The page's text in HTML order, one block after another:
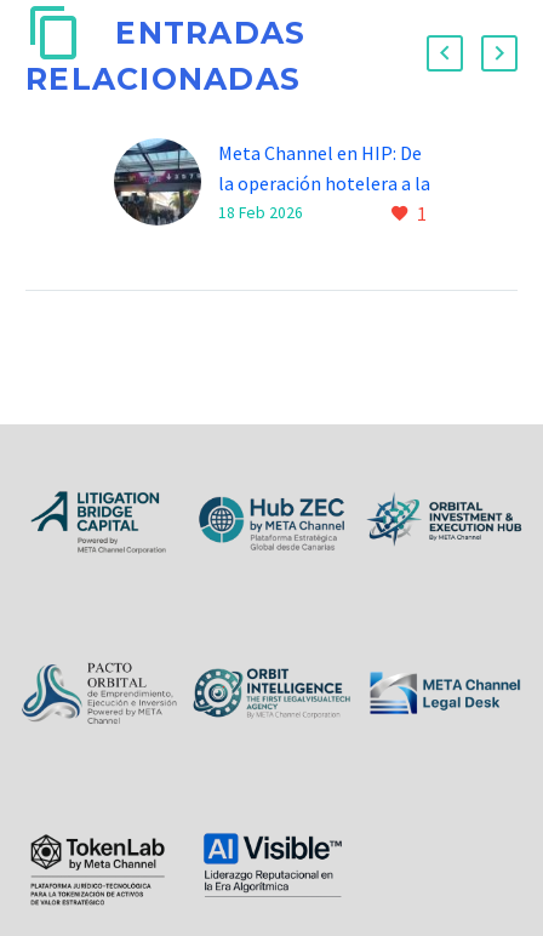
ENTRADAS
RELACIONADAS
Meta Channel en HIP: De
la operación hotelera a la
estructuración de
Meta Channel
1
18 Feb 2026